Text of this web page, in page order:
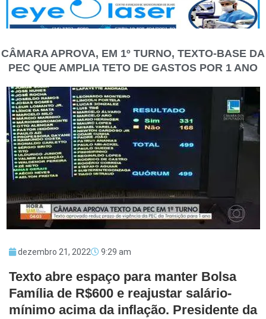
CÂMARA APROVA, EM 1º TURNO, TEXTO-BASE DA
PEC QUE AMPLIA TETO DE GASTOS POR 1 ANO
dezembro 21, 2022 9:29 am
Texto abre espaço para manter Bolsa
Família de R$600 e reajustar salário-
mínimo acima da inflação. Presidente da